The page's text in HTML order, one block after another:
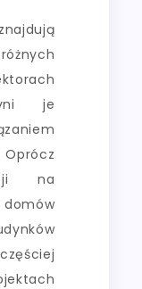
je
na